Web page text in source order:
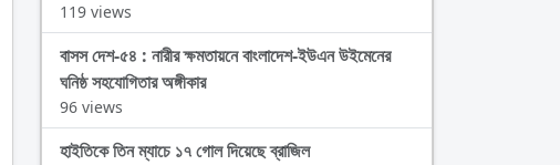
119 views
বাসস দেশ-৫৪ : নারীর ক্ষমতায়নে বাংলাদেশ-ইউএন উইমেনের
ঘনিষ্ঠ সহযোগিতার অঙ্গীকার
96 views
হাইতিকে তিন ম্যাচে ১৭ গোল দিয়েছে ব্রাজিল